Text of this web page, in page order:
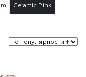
Ceramic Pink